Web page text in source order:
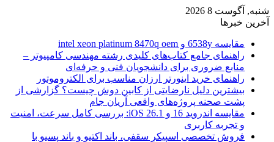
شنبه, آگوست 8 2026
آخرین خبرها
مقایسه 6538y و intel xeon platinum 8470q oem
راهنمای جامع کتاب‌های کلیدی رشته مهندسی کامپیوتر –
منابع ضروری برای دانشجویان فنی و حرفه‌ای
راهنمای خرید اینورتر ارزان مناسب برای الکتروموتور
بیشترین دلیل نارضایتی از کابین دوش چیست؟ گزارشی از
پشت صحنه پروژه‌های واقعی آریان جام
مقایسه اندروید 16 و iOS 26.1: بررسی کامل سرعت، امنیت
و تجربه کاربری
فروش تخصصی اسپیکر سقفی، باند اکتیو و باند پسیو با